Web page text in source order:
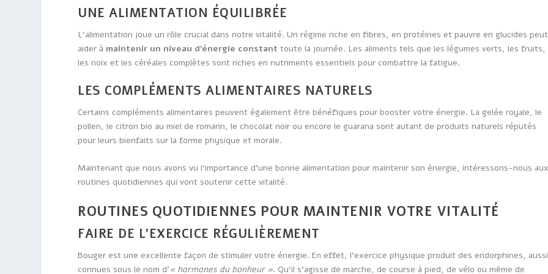
UNE ALIMENTATION ÉQUILIBRÉE
L’alimentation joue un rôle crucial dans notre vitalité. Un régime riche en fibres, en protéines et pauvre en glucides peut
aider à maintenir un niveau d’énergie constant toute la journée. Les aliments tels que les légumes verts, les fruits,
les noix et les céréales complètes sont riches en nutriments essentiels pour combattre la fatigue.
LES COMPLÉMENTS ALIMENTAIRES NATURELS
Certains compléments alimentaires peuvent également être bénéfiques pour booster votre énergie. La gelée royale, le
pollen, le citron bio au miel de romarin, le chocolat noir ou encore le guarana sont autant de produits naturels réputés
pour leurs bienfaits sur la forme physique et morale.
Maintenant que nous avons vu l’importance d’une bonne alimentation pour maintenir son énergie, intéressons-nous aux
routines quotidiennes qui vont soutenir cette vitalité.
ROUTINES QUOTIDIENNES POUR MAINTENIR VOTRE VITALITÉ
FAIRE DE L’EXERCICE RÉGULIÈREMENT
Bouger est une excellente façon de stimuler votre énergie. En effet, l’exercice physique produit des endorphines, aussi
connues sous le nom d’« hormones du bonheur ». Qu’il s’agisse de marche, de course à pied, de vélo ou même de